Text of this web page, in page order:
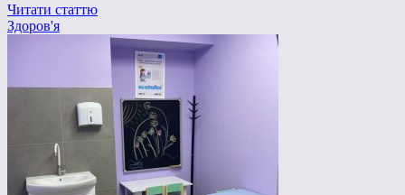
Читати статтю
Здоров'я